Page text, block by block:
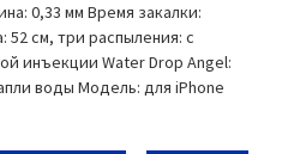
0,33 мм Время закалки:
52 см, три распыления: с
инъекции Water Drop Angel:
воды Модель: для iPhone